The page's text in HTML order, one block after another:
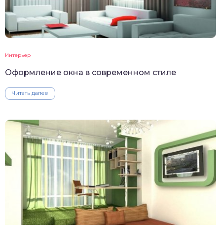
Интерьер
Оформление окна в современном стиле
Читать далее